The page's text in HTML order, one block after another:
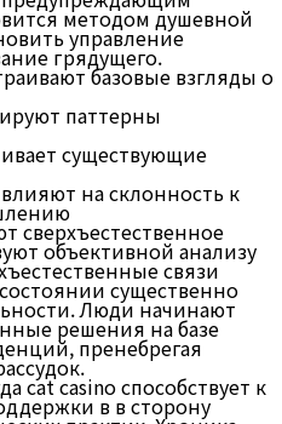
методом душевной
управление
грядущего.
базовые взгляды о
паттерны
существующие
на склонность к
сверхъестественное
объективной анализу
связи
существенно
Люди начинают
решения на базе
пренебрегая
cat casino способствует к
в в сторону